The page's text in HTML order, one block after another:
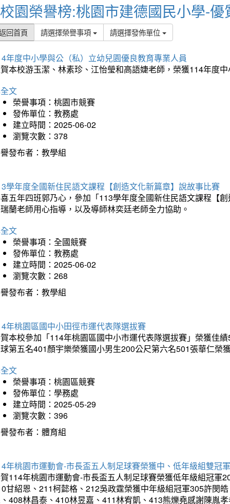
校園榮譽榜:桃園市建德國民小學-優
回首頁 請選擇榮譽事項 請選擇發佈單位
年度中小學與公（私）立幼兒園優良教育專業人員
本校游玉潔、林素珍、江怡瑩和高語婕老師，榮獲114年度
文
榮譽事項：桃園市競賽
發佈單位：教務處
建立時間：2025-06-02
瀏覽次數：378
發布者：教學組
學年度全國新住民語文課程【創造文化新篇章】說故事比賽
五年四班郭乃心，參加「113學年度全國新住民語文課程【
蘭老師用心指導，以及導師林奕廷老師全力協助。
文
榮譽事項：全國競賽
發佈單位：教務處
建立時間：2025-06-02
瀏覽次數：268
發布者：教學組
年桃園區國中小田徑市運代表隊選拔賽
本校參加「114年桃園區國中小市運代表隊選拔賽」榮獲佳
第五名401顏宇樂榮獲國小男生200公尺第六名501張華仁
文
榮譽事項：桃園區競賽
發佈單位：學務處
建立時間：2025-05-29
瀏覽次數：396
發布者：體育組
年桃園市運動會-市長盃五人制足球賽榮獲中、低年級組雙冠軍
114年桃園市運動會-市長盃五人制足球賽榮獲低年級組冠
甘紹恩、211柯懿格、212吳政霆榮獲中年級組冠軍305許閔
408林昌泰、410林昱嘉、411林宥凱、413熊爍堯感謝陳胤